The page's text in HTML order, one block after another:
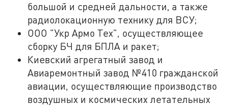
большой и средней дальности, а также
радиолокационную технику для ВСУ;
ООО "Укр Армо Тех", осуществляющее
сборку БЧ для БПЛА и ракет;
Киевский агрегатный завод и
Авиаремонтный завод №410 гражданской
авиации, осуществляющие производство
воздушных и космических летательных